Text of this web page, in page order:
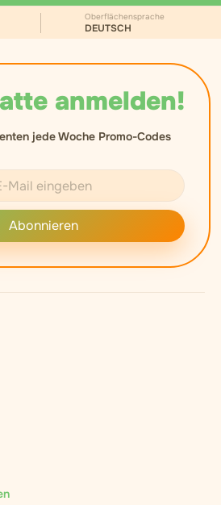
anmelden!
jede Woche Promo-Codes
Abonnieren
Oberflächensprache
DEUTSCH